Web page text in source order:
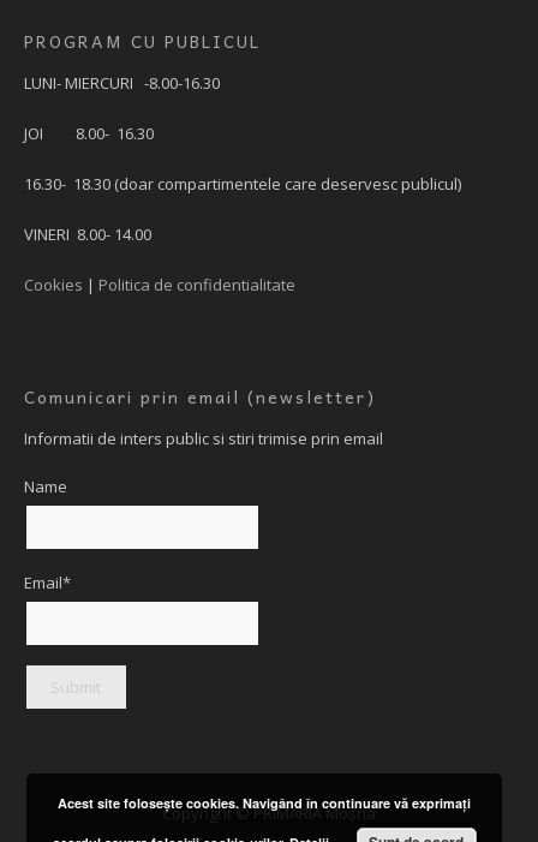
PROGRAM CU PUBLICUL
LUNI- MIERCURI -8.00-16.30
JOI 8.00- 16.30
16.30- 18.30 (doar compartimentele care deservesc publicul)
VINERI 8.00- 14.00
Cookies | Politica de confidentialitate
Comunicari prin email (newsletter)
Informatii de inters public si stiri trimise prin email
Name
Email*
Copyright © PRIMARIA Mosna
Acest site foloseşte cookies. Navigând în continuare vă exprimaţi